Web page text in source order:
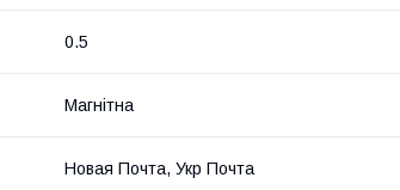
0.5
Магнітна
Новая Почта, Укр Почта